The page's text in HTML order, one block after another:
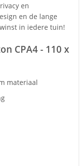
en
en de lange
in iedere tuin!
CPA4 - 110 x
materiaal